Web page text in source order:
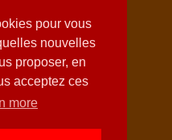
pour vous
nouvelles
proposer, en
acceptez ces
more